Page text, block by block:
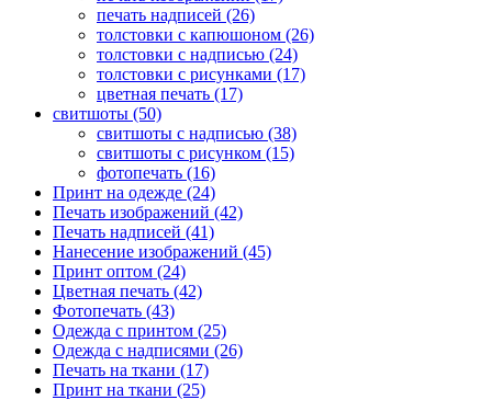
печать надписей (26)
толстовки с капюшоном (26)
толстовки с надписью (24)
толстовки с рисунками (17)
цветная печать (17)
свитшоты (50)
свитшоты с надписью (38)
свитшоты с рисунком (15)
фотопечать (16)
Принт на одежде (24)
Печать изображений (42)
Печать надписей (41)
Нанесение изображений (45)
Принт оптом (24)
Цветная печать (42)
Фотопечать (43)
Одежда с принтом (25)
Одежда с надписями (26)
Печать на ткани (17)
Принт на ткани (25)